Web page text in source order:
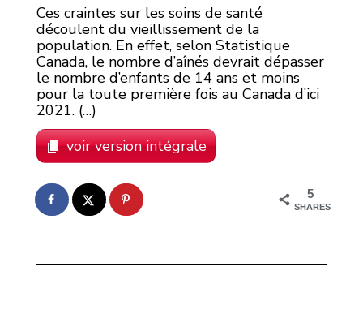
Ces craintes sur les soins de santé
découlent du vieillissement de la
population. En effet, selon Statistique
Canada, le nombre d’aînés devrait dépasser
le nombre d’enfants de 14 ans et moins
pour la toute première fois au Canada d’ici
2021. (…)
voir version intégrale
5
SHARES